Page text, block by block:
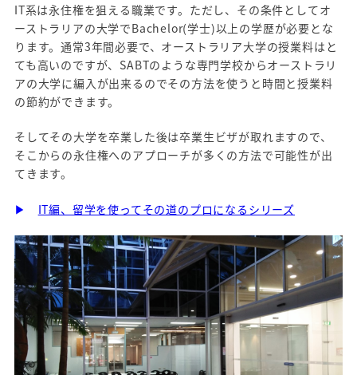
IT系は永住権を狙える職業です。ただし、その条件としてオ
ーストラリアの大学でBachelor(学士)以上の学歴が必要とな
ります。通常3年間必要で、オーストラリア大学の授業料はと
ても高いのですが、SABTのような専門学校からオーストラリ
アの大学に編入が出来るのでその方法を使うと時間と授業料
の節約ができます。
そしてその大学を卒業した後は卒業生ビザが取れますので、
そこからの永住権へのアプローチが多くの方法で可能性が出
てきます。
▶ IT編、留学を使ってその道のプロになるシリーズ